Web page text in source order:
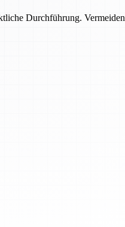
Durchführung.